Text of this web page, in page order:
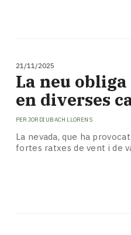
21/11/2025
La neu
en diverses
PER JORDI UBACH LLORENS
La nevada, que ha
fortes ratxes de vent i de